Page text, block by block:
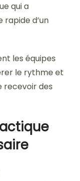
qui a
d’un
les équipes
le rythme et
recevoir des